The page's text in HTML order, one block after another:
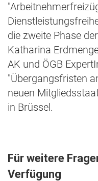
die zweite Phase
Katharina
AK und ÖGB
"Übergangsfristen
neuen
in Brüssel.
Für weitere
Verfügung